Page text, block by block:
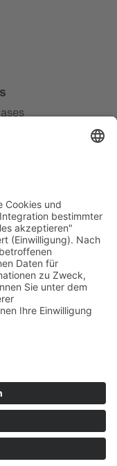
& Studium